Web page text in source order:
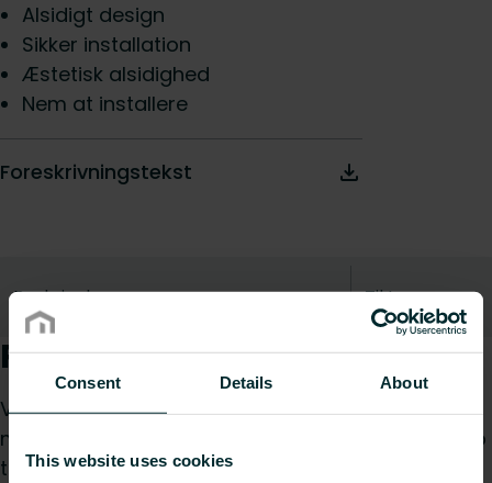
Consent Details About
This website uses cookies
Alsidigt design
Sikker installation
Æstetisk alsidighed
Nem at installere
Foreskrivningstekst
Beskrivelse Til toppen
Produktbeskrivelse
Vægbeslag WK155 er en højkvalitets
monteringsløsning til radiatorer, der kan bære op
til 250 kg. Det fås i forskellige finish, herunder hvid